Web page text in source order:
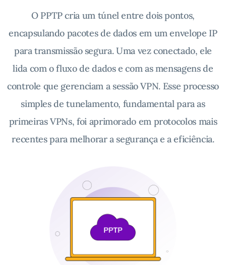
O PPTP cria um túnel entre dois pontos,
encapsulando pacotes de dados em um envelope IP
para transmissão segura. Uma vez conectado, ele
lida com o fluxo de dados e com as mensagens de
controle que gerenciam a sessão VPN. Esse processo
simples de tunelamento, fundamental para as
primeiras VPNs, foi aprimorado em protocolos mais
recentes para melhorar a segurança e a eficiência.